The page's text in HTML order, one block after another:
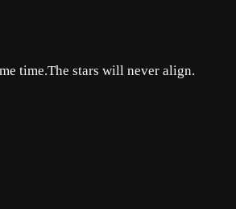
time.The stars will never align.